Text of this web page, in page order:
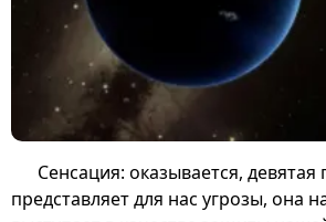
Сенсация: оказывается, девятая
представляет для нас угрозы, она